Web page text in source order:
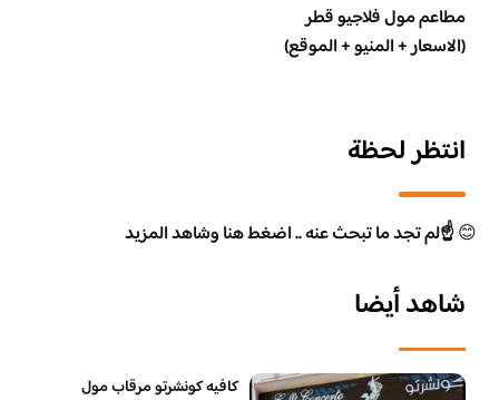
مطاعم مول فلاجيو قطر
(الاسعار + المنيو + الموقع)
انتظر لحظة
😊☝️لم تجد ما تبحث عنه .. اضغط هنا وشاهد المزيد
شاهد أيضا
كافيه كونشرتو مرقاب مول